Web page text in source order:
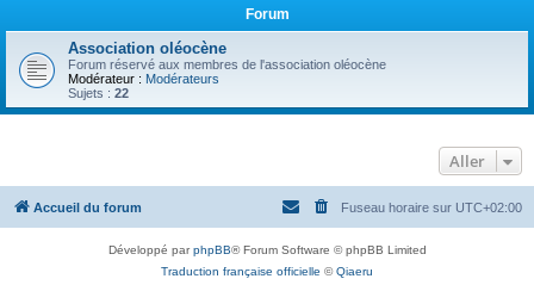
Forum
Association oléocène
Forum réservé aux membres de l'association oléocène
Modérateur : Modérateurs
Sujets : 22
Aller
Accueil du forum Fuseau horaire sur UTC+02:00
Développé parphpBB® Forum Software © phpBB Limited
Traduction française officielle ©Qiaeru